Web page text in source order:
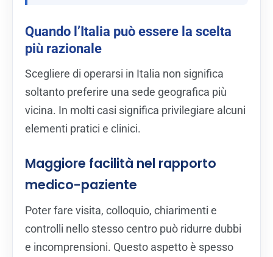
Quando l’Italia può essere la scelta
più razionale
Scegliere di operarsi in Italia non significa
soltanto preferire una sede geografica più
vicina. In molti casi significa privilegiare alcuni
elementi pratici e clinici.
Maggiore facilità nel rapporto
medico-paziente
Poter fare visita, colloquio, chiarimenti e
controlli nello stesso centro può ridurre dubbi
e incomprensioni. Questo aspetto è spesso